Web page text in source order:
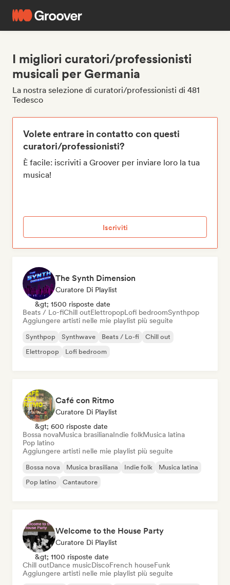
I migliori curatori/professionisti
musicali per Germania
La nostra selezione di curatori/professionisti di 481
Tedesco
Volete entrare in contatto con questi
curatori/professionisti?
È facile: iscriviti a Groover per inviare loro la tua
musica!
Iscriviti
The Synth Dimension
Curatore Di Playlist
&gt; 1500 risposte date
Beats / Lo-fiChill outElettropopLofi bedroomSynthpop
Aggiungere artisti nelle mie playlist più seguite
Synthpop Synthwave Beats / Lo-fi
Chill out
Elettropop
Lofi bedroom
Café con Ritmo
Curatore Di Playlist
&gt; 600 risposte date
Bossa novaMusica brasilianaIndie folkMusica latina
Pop latino
Aggiungere artisti nelle mie playlist più seguite
Bossa nova Musica brasiliana Indie folk
Musica latina
Pop latino
Cantautore
Welcome to the House Party
Curatore Di Playlist
&gt; 1100 risposte date
Chill outDance musicDiscoFrench houseFunk
Aggiungere artisti nelle mie playlist più seguite